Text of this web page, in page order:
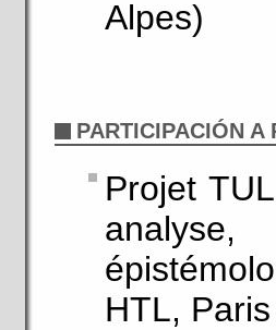
Alpes)
PARTICIPACIÓN A
Projet
HTL,